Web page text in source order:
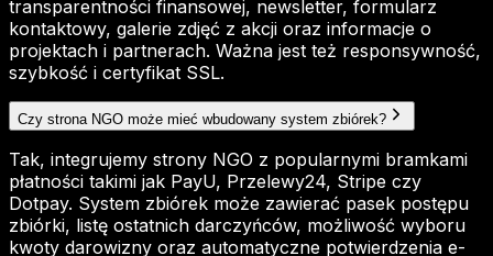
transparentności finansowej, newsletter, formularz
kontaktowy, galerie zdjęć z akcji oraz informacje o
projektach i partnerach. Ważna jest też responsywność,
szybkość i certyfikat SSL.
Czy strona NGO może mieć wbudowany system zbiórek?
Tak, integrujemy strony NGO z popularnymi bramkami
płatności takimi jak PayU, Przelewy24, Stripe czy
Dotpay. System zbiórek może zawierać pasek postępu
zbiórki, listę ostatnich darczyńców, możliwość wyboru
kwoty darowizny oraz automatyczne potwierdzenia e-